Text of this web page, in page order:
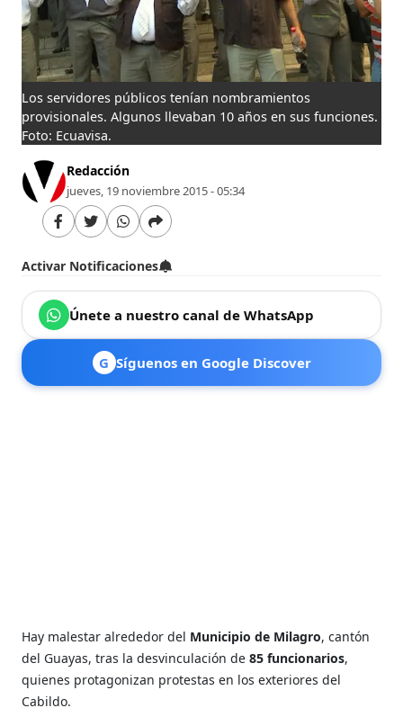
Los servidores públicos tenían nombramientos
provisionales. Algunos llevaban 10 años en sus funciones.
Foto: Ecuavisa.
Redacción
jueves, 19 noviembre 2015 - 05:34
Activar Notificaciones
Únete a nuestro canal de WhatsApp
G Síguenos en Google Discover
Hay malestar alrededor del Municipio de Milagro, cantón
del Guayas, tras la desvinculación de85 funcionarios,
quienes protagonizan protestas en los exteriores del
Cabildo.